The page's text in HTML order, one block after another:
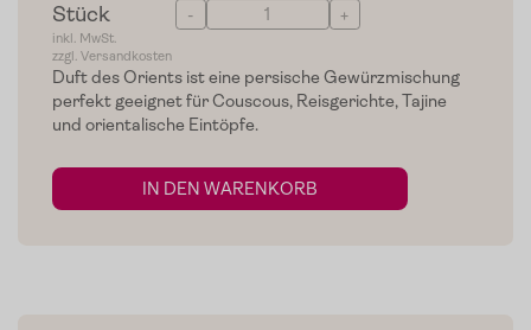
Stück - +
inkl. MwSt.
zzgl. Versandkosten
Duft des Orients ist eine persische Gewürzmischung
perfekt geeignet für Couscous, Reisgerichte, Tajine
und orientalische Eintöpfe.
IN DEN WARENKORB